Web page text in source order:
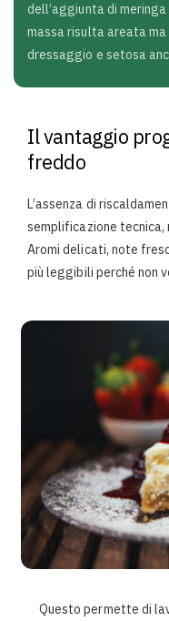
dell’aggiunta di
massa risulta areata
dressaggio e setosa
Il vantaggio
freddo
L’assenza di
semplificazione
Aromi delicati, note
più leggibili perché non
Questo permette di